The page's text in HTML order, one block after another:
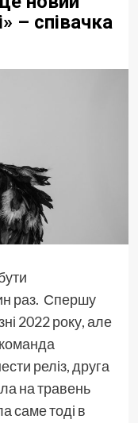
– співачка
раз. Спершу
2022 року, але
реліз, друга
на травень
саме тоді в